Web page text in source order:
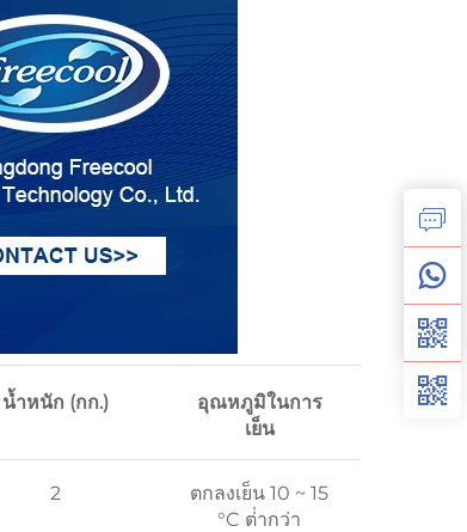
น้ำหนัก (กก.)
อุณหภูมิในการ
เย็น
2
ตกลงเย็น 10 ~ 15
°C ต่ํากว่า